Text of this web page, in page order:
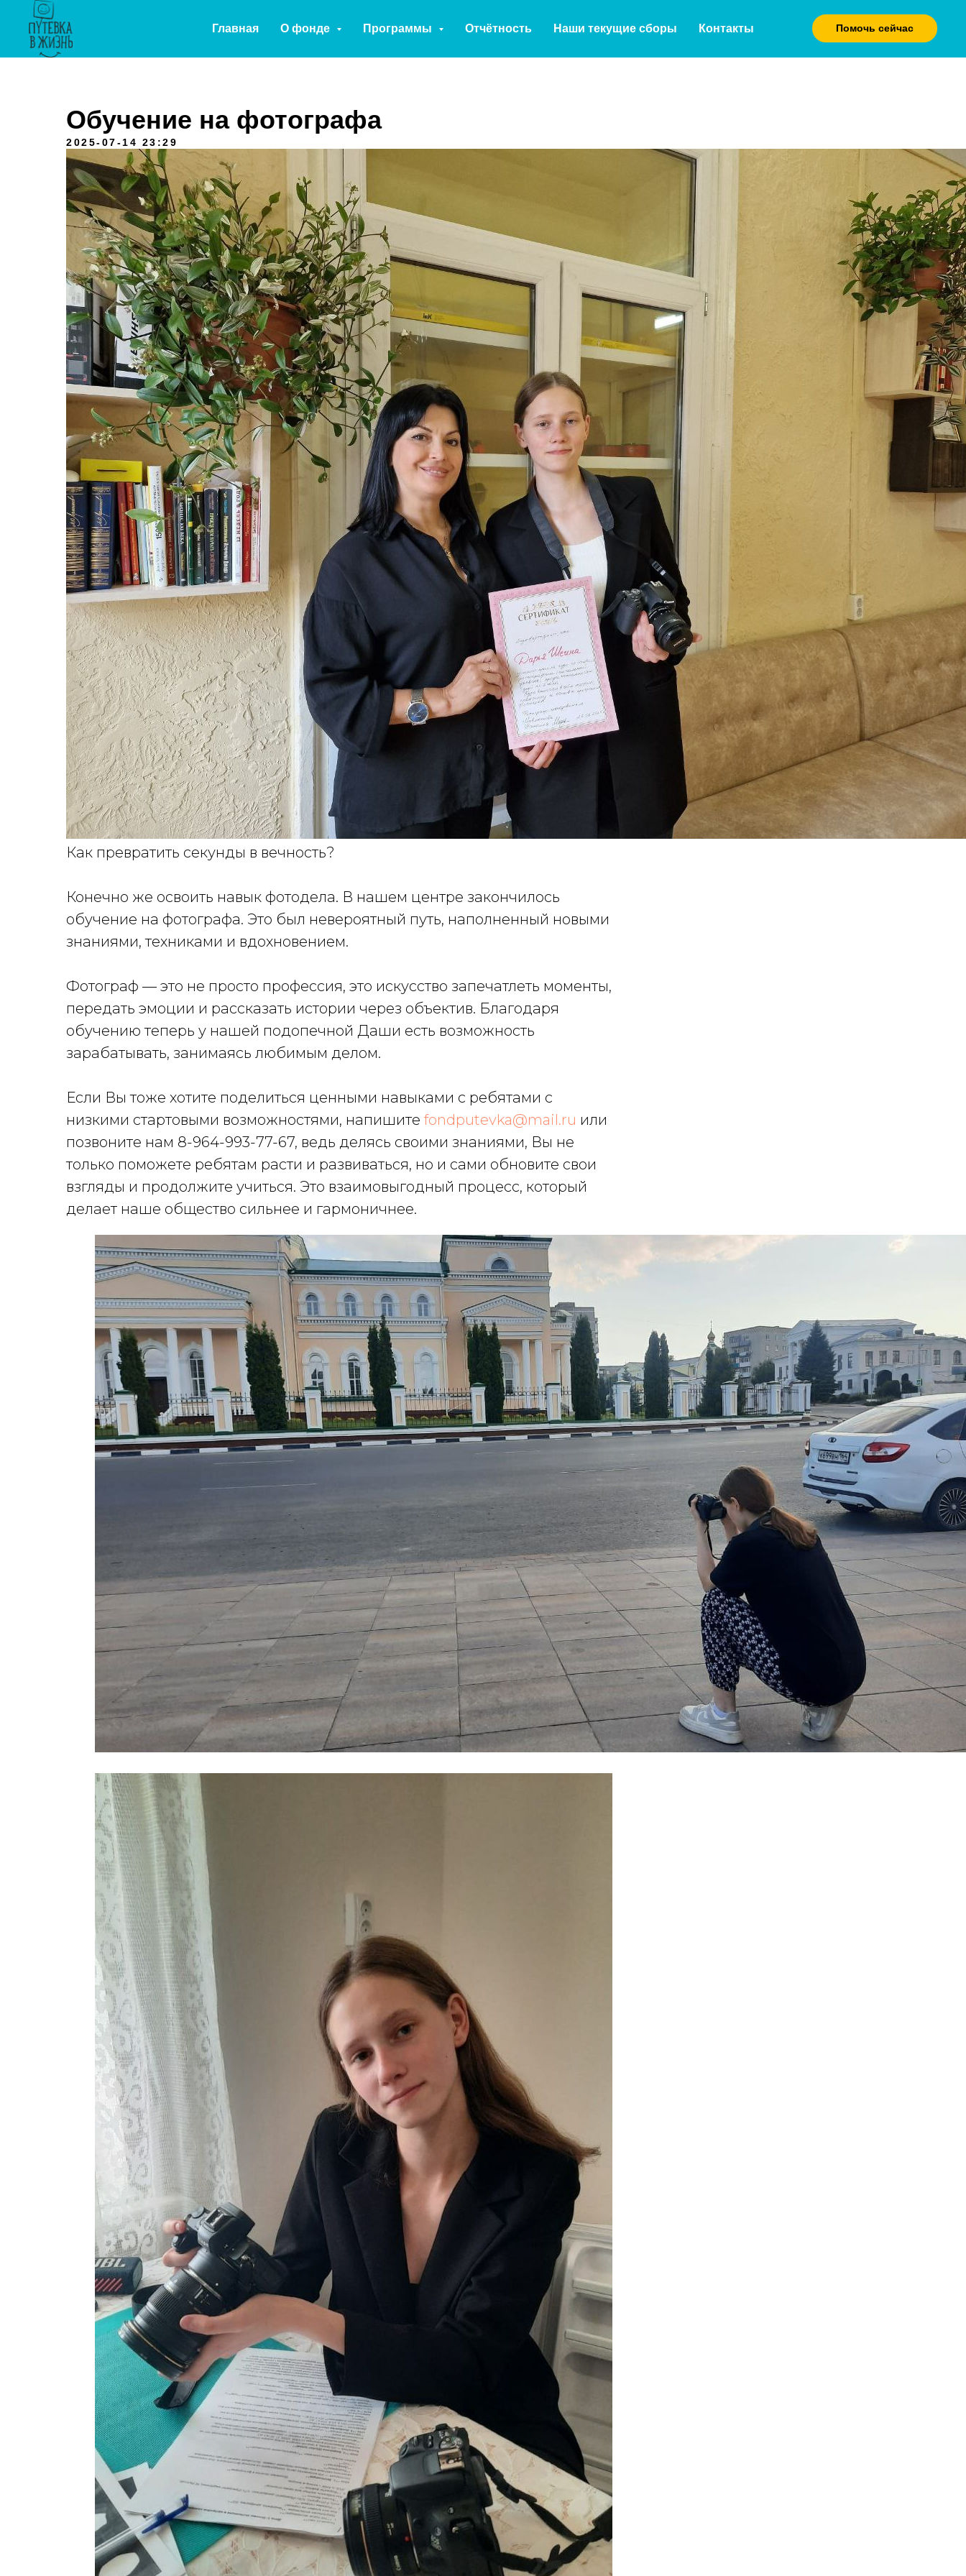
Главная О фонде Программы Отчётность Наши текущие сборы Контакты Помочь сейчас
Обучение на фотографа
2025-07-14 23:29
Как превратить секунды в вечность?
Конечно же освоить навык фотодела. В нашем центре закончилось
обучение на фотографа. Это был невероятный путь, наполненный новыми
знаниями, техниками и вдохновением.
Фотограф — это не просто профессия, это искусство запечатлеть моменты,
передать эмоции и рассказать истории через объектив. Благодаря
обучению теперь у нашей подопечной Даши есть возможность
зарабатывать, занимаясь любимым делом.
Если Вы тоже хотите поделиться ценными навыками с ребятами с
низкими стартовыми возможностями, напишите fondputevka@mail.ru или
позвоните нам 8-964-993-77-67, ведь делясь своими знаниями, Вы не
только поможете ребятам расти и развиваться, но и сами обновите свои
взгляды и продолжите учиться. Это взаимовыгодный процесс, который
делает наше общество сильнее и гармоничнее.